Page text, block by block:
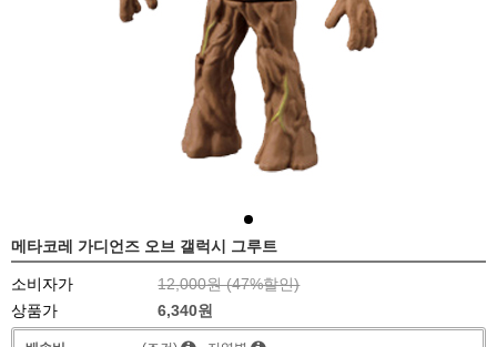
메타코레 가디언즈 오브 갤럭시 그루트
소비자가 12,000원 (47%할인)
상품가
6,340원